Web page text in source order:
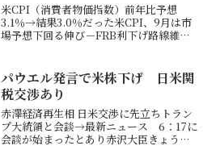
米CPI（消費者物価指数）前年比予想
3.1％→結果3.0％だった米CPI、9月は市
場予想下回る伸び－FRB利下げ路線維持
表があるが利下げ確率が上がった利下げ
が行われるなら...
パウエル発言で米株下げ 日米関
税交渉あり
赤澤経済再生相 日米交渉に先立ちトラン
プ大統領と会談→最新ニュース 6：17に
会談が始まったとあり赤沢大臣きょう渡